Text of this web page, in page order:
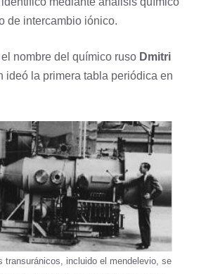
de intercambio iónico.
nombre del químico ruso Dmitri
ideó la primera tabla periódica en
transuránicos, incluido el mendelevio, se